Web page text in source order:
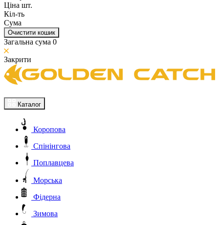
Ціна шт.
Кіл-ть
Сума
Очистити кошик
Загальна сума 0
Закрити
Каталог
Коропова
Спінінгова
Поплавцева
Морська
Фідерна
Зимова